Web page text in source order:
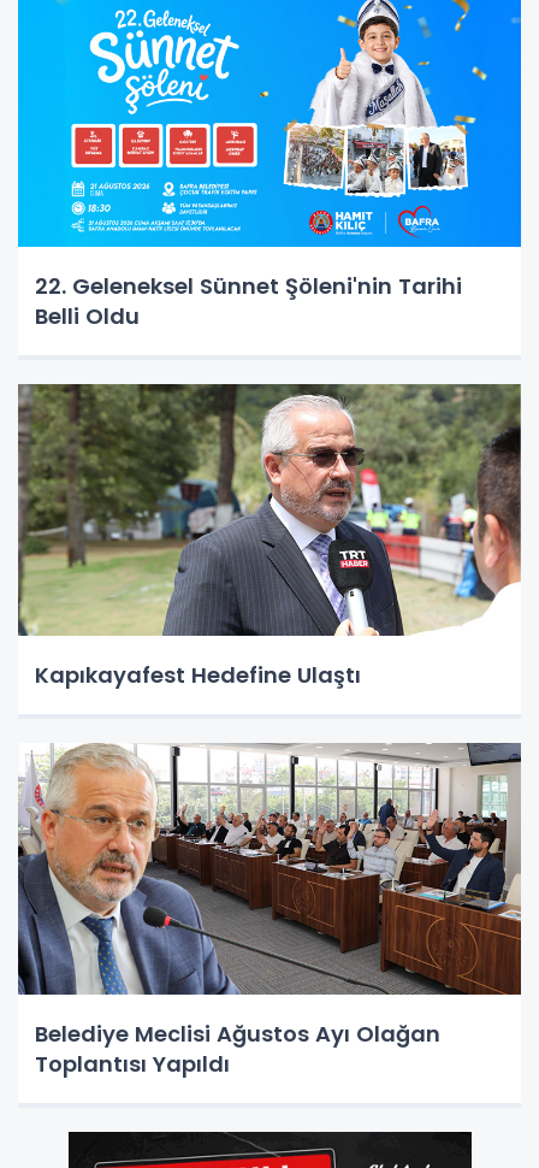
22. Geleneksel Sünnet Şöleni'nin Tarihi
Belli Oldu
Kapıkayafest Hedefine Ulaştı
Belediye Meclisi Ağustos Ayı Olağan
Toplantısı Yapıldı